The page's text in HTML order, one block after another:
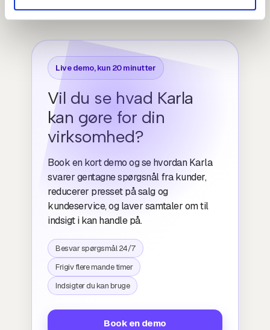
Live demo, kun 20 minutter
Vil du se hvad Karla
kan gøre for din
virksomhed?
Book en kort demo og se hvordan Karla
svarer gentagne spørgsnål fra kunder,
reducerer presset på salg og
kundeservice, og laver samtaler om til
indsigt i kan handle på.
Besvar spørgsmål 24/7
Frigiv flere mande timer
Indsigter du kan bruge
Book en demo